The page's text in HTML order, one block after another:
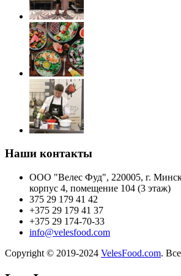
Наши контакты
ООО "Велес Фуд", 220005, г.
корпус 4, помещение 104 (3 этаж)
375 29 179 41 42
+375 29 179 41 37
+375 29 174-70-33
info@velesfood.com
Copyright © 2019-2024 VelesFood.com.